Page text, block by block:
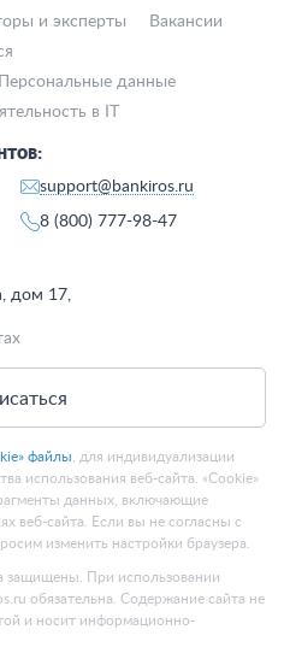
и эксперты
Вакансии
Персональные данные
в IT
support@bankiros.ru
8 (800) 777-98-47
дом 17,
файлы , для индивидуализации
использования веб-сайта. «Cookie»
данных, включающие
веб-сайта. Если вы не согласны с
изменить настройки браузера.
защищены. При использовании
обязательна. Содержание сайта не
и носит информационно-